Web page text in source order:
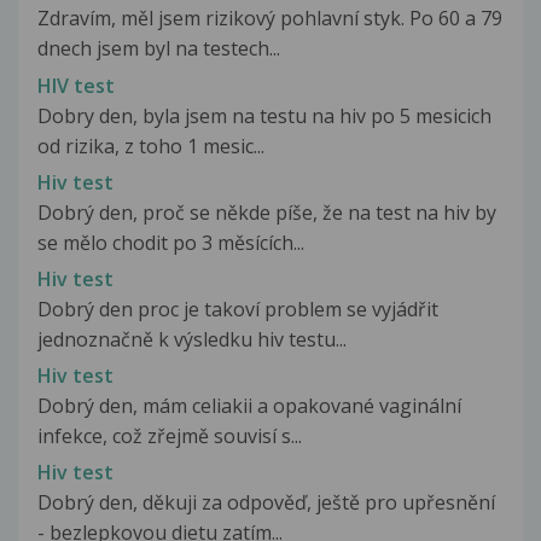
Zdravím, měl jsem rizikový pohlavní styk. Po 60 a 79
dnech jsem byl na testech...
HIV test
Dobry den, byla jsem na testu na hiv po 5 mesicich
od rizika, z toho 1 mesic...
Hiv test
Dobrý den, proč se někde píše, že na test na hiv by
se mělo chodit po 3 měsících...
Hiv test
Dobrý den proc je takoví problem se vyjádřit
jednoznačně k výsledku hiv testu...
Hiv test
Dobrý den, mám celiakii a opakované vaginální
infekce, což zřejmě souvisí s...
Hiv test
Dobrý den, děkuji za odpověď, ještě pro upřesnění
- bezlepkovou dietu zatím...